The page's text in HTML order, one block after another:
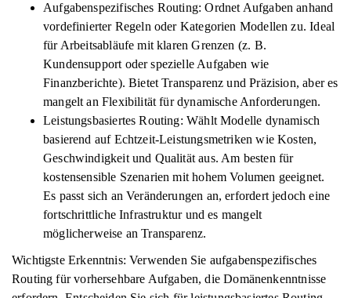
Aufgabenspezifisches Routing: Ordnet Aufgaben anhand
vordefinierter Regeln oder Kategorien Modellen zu. Ideal
für Arbeitsabläufe mit klaren Grenzen (z. B.
Kundensupport oder spezielle Aufgaben wie
Finanzberichte). Bietet Transparenz und Präzision, aber es
mangelt an Flexibilität für dynamische Anforderungen.
Leistungsbasiertes Routing: Wählt Modelle dynamisch
basierend auf Echtzeit-Leistungsmetriken wie Kosten,
Geschwindigkeit und Qualität aus. Am besten für
kostensensible Szenarien mit hohem Volumen geeignet.
Es passt sich an Veränderungen an, erfordert jedoch eine
fortschrittliche Infrastruktur und es mangelt
möglicherweise an Transparenz.
Wichtigste Erkenntnis: Verwenden Sie aufgabenspezifisches
Routing für vorhersehbare Aufgaben, die Domänenkenntnisse